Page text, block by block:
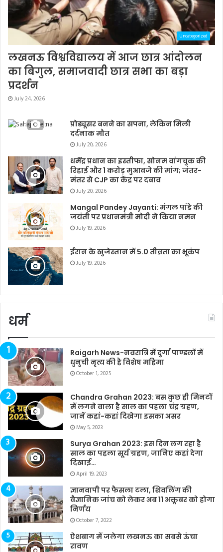
Uncategorized
लखनऊ विश्वविद्यालय में आज छात्र आंदोलन
का बिगुल, समाजवादी छात्र सभा का बड़ा
प्रदर्शन
July 24, 2026
प्रोड्यूसर बनने का सपना, लेकिन मिली
दर्दनाक मौत
July 20, 2026
धर्मेंद्र प्रधान का इस्तीफा, सोनम वांगचुक की
रिहाई और 1 करोड़ मुआवजे की मांग; जंतर-
मंतर से CJP का केंद्र पर दबाव
July 20, 2026
Mangal Pandey Jayanti: मंगल पांडे की
जयंती पर प्रधानमंत्री मोदी ने किया नमन
July 19, 2026
ईरान के खुजेस्तान में 5.0 तीव्रता का भूकंप
July 19, 2026
धर्म
Raigarh News-नवरात्रि में दुर्गा पाण्डलों में
धुनुची नृत्य की है विशेष महिमा
October 1, 2025
Chandra Grahan 2023: बस कुछ ही मिनटों
में लगने वाला है साल का पहला चंद्र ग्रहण,
जानें कहां-कहां दिखेगा इसका असर
May 5, 2023
Surya Grahan 2023: इस दिन लग रहा है
साल का पहला सूर्य ग्रहण, जानिए कहां देगा
दिखाई…
April 19, 2023
ज्ञानवापी पर फैसला टला, शिवलिंग की
वैज्ञानिक जांच को लेकर अब 11 अक्तूबर को होगा
निर्णय
October 7, 2022
ऐशबाग में जलेगा लखनऊ का सबसे ऊंचा
रावण